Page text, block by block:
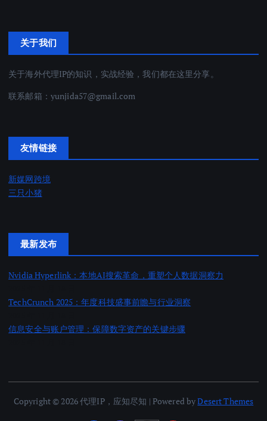
关于我们
关于海外代理IP的知识，实战经验，我们都在这里分享。
联系邮箱： yunjida57@gmail.com
友情链接
新媒网跨境
三只小猪
最新发布
Nvidia Hyperlink：本地AI搜索革命，重塑个人数据洞察力
TechCrunch 2025：年度科技盛事前瞻与行业洞察
信息安全与账户管理：保障数字资产的关键步骤
Copyright © 2026 代理IP，应知尽知 | Powered byDesert Themes